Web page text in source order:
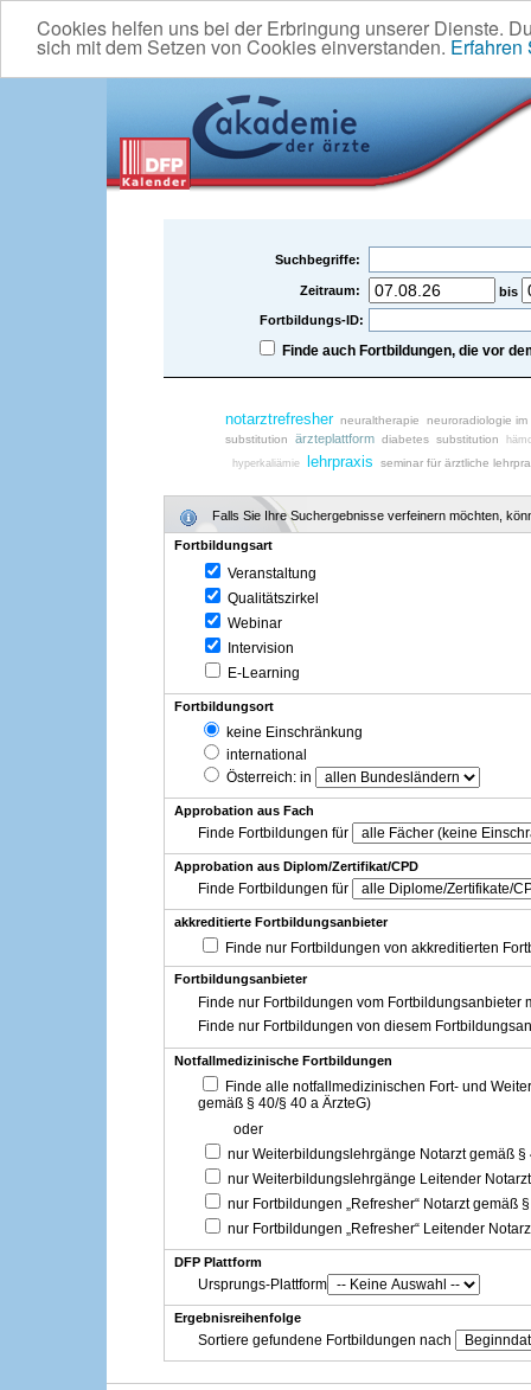
Cookies helfen uns bei der Erbringung unserer Dienste.
sich mit dem Setzen von Cookies einverstanden. Erfahren
Suchbegriffe:
Zeitraum:
bis
Fortbildungs-ID:
Finde auch Fortbildungen, die vor
notarztrefresher neuraltherapie
neuroradiologie im
substitution
ärzteplattform diabetes substitution
hyperkaliämie
lehrpraxis seminar für ärztliche
Falls Sie Ihre Suchergebnisse verfeinern möchten,
Fortbildungsart
Veranstaltung
Qualitätszirkel
Webinar
Intervision
E-Learning
Fortbildungsort
keine Einschränkung
international
Österreich: in
Approbation aus Fach
Finde Fortbildungen für
Approbation aus Diplom/Zertifikat/CPD
Finde Fortbildungen für
akkreditierte Fortbildungsanbieter
Finde nur Fortbildungen von akkreditierten
Fortbildungsanbieter
Finde nur Fortbildungen vom Fortbildungsanbieter
Finde nur Fortbildungen von diesem
Notfallmedizinische Fortbildungen
Finde alle notfallmedizinischen Fort- und
gemäß § 40/§ 40 a ÄrzteG)
oder
nur Weiterbildungslehrgänge Notarzt gemäß §
nur Weiterbildungslehrgänge Leitender
nur Fortbildungen „Refresher“ Notarzt gemäß
nur Fortbildungen „Refresher“ Leitender
DFP Plattform
Ursprungs-Plattform
Ergebnisreihenfolge
Sortiere gefundene Fortbildungen nach